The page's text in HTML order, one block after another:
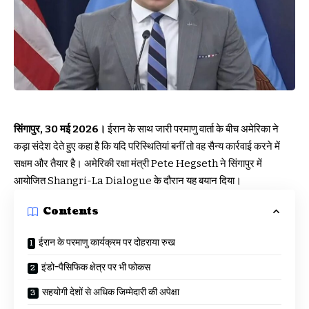
सिंगापुर, 30 मई 2026। ईरान के साथ जारी परमाणु वार्ता के बीच अमेरिका ने
कड़ा संदेश देते हुए कहा है कि यदि परिस्थितियां बनीं तो वह सैन्य कार्रवाई करने में
सक्षम और तैयार है। अमेरिकी रक्षा मंत्री Pete Hegseth ने सिंगापुर में
आयोजित Shangri-La Dialogue के दौरान यह बयान दिया।
Contents
ईरान के परमाणु कार्यक्रम पर दोहराया रुख
इंडो-पैसिफिक क्षेत्र पर भी फोकस
सहयोगी देशों से अधिक जिम्मेदारी की अपेक्षा